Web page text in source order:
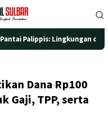
Lingkungan dan
Dana Rp100
Gaji, TPP, serta